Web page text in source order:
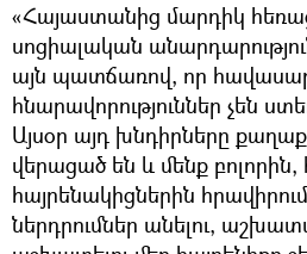
«Հայաստանից մարդիկ
սոցիալական
այն պատճառով, որ
հնարավորություններ չեն
Այսօր այդ խնդիրները
վերացած են և մենք
հայրենակիցներին
ներդրումներ անելու,